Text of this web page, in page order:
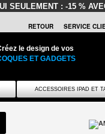
SEULEMENT : -15 %
RETOUR SERVICE
le design de vos
ET GADGETS
ACCESSOIRES IPAD ET